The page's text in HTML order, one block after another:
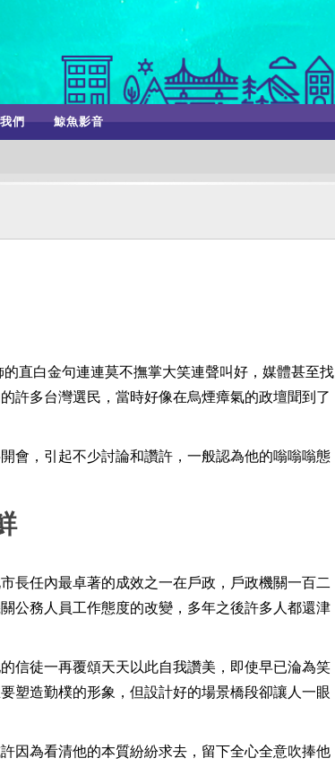
們 鯨魚影音
直白金句連連莫不撫掌大笑連聲叫好，媒體甚至找
許多台灣選民，當時好像在烏煙瘴氣的政壇聞到了
會，引起不少討論和讚許，一般認為他的嗡嗡嗡態
長任內最卓著的成效之一在戶政，戶政機關一百二
公務人員工作態度的改變，多年之後許多人都還津
信徒一再覆頌天天以此自我讚美，即使早已淪為笑
塑造勤樸的形象，但設計好的場景橋段卻讓人一眼
因為看清他的本質紛紛求去，留下全心全意吹捧他